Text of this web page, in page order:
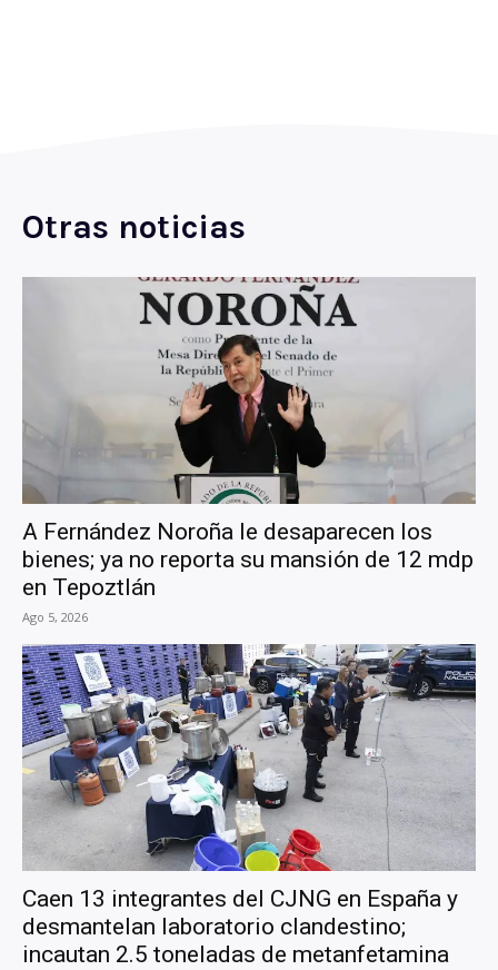
Otras noticias
A Fernández Noroña le desaparecen los
bienes; ya no reporta su mansión de 12 mdp
en Tepoztlán
Ago 5, 2026
Caen 13 integrantes del CJNG en España y
desmantelan laboratorio clandestino;
incautan 2.5 toneladas de metanfetamina